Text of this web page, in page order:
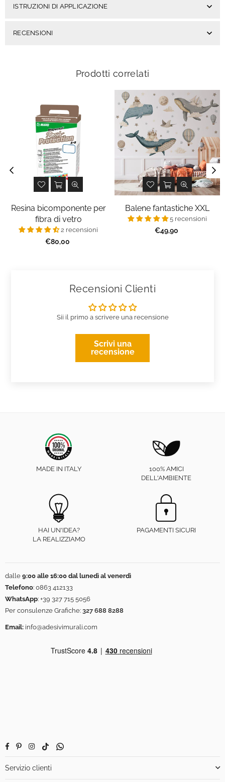
ISTRUZIONI DI APPLICAZIONE
RECENSIONI
Prodotti correlati
Resina bicomponente per
fibra di vetro
2 recensioni
Prezzo
€80,00
Balene fantastiche XXL
5 recensioni
Prezzo
€49,90
Recensioni Clienti
Sii il primo a scrivere una recensione
Scrivi una
recensione
MADE IN ITALY
100% AMICI
DELL'AMBIENTE
HAI UN'IDEA?
LA REALIZZIAMO
PAGAMENTI SICURI
dalle 9:00 alle 16:00 dal lunedì al venerdì
Telefono: 0863 412133
WhatsApp: +39 327 715 5056
Per consulenze Grafiche: 327 688 8288
Email: info@adesivimurali.com
FacebookPinterestInstagram
TikTokWhatsapp
Servizio clienti